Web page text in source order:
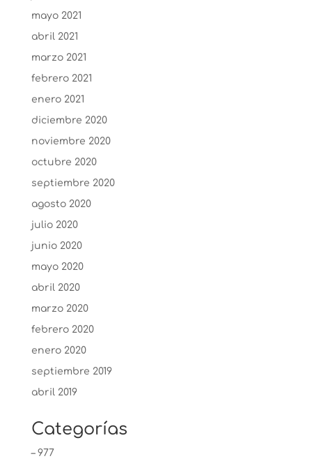
mayo 2021
abril 2021
marzo 2021
febrero 2021
enero 2021
diciembre 2020
noviembre 2020
octubre 2020
septiembre 2020
agosto 2020
julio 2020
junio 2020
mayo 2020
abril 2020
marzo 2020
febrero 2020
enero 2020
septiembre 2019
abril 2019
Categorías
– 977